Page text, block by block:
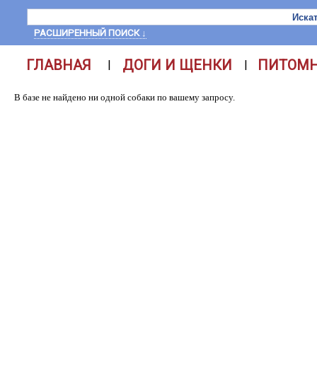
РАСШИРЕННЫЙ ПОИСК ↓
ГЛАВНАЯ | ДОГИ И ЩЕНКИ |
В базе не найдено ни одной собаки по вашему запросу.